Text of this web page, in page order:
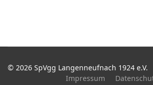
© 2026 SpVgg Langenneufnach 1924 e.V.
Impressum